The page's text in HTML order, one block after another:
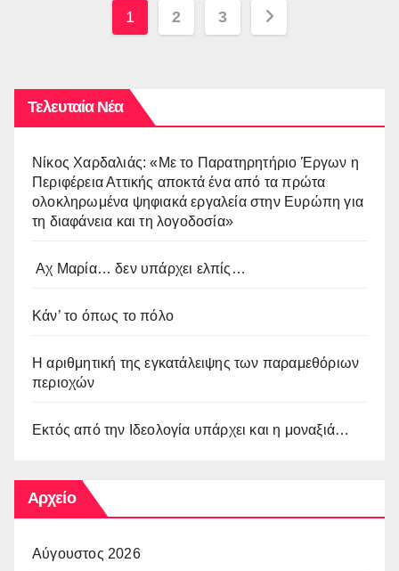
Σελιδοποίηση
1 2 3
Τελευταία Νέα
Νίκος Χαρδαλιάς: «Με το Παρατηρητήριο Έργων η
Περιφέρεια Αττικής αποκτά ένα από τα πρώτα
ολοκληρωμένα ψηφιακά εργαλεία στην Ευρώπη για
τη διαφάνεια και τη λογοδοσία»
Αχ Μαρία… δεν υπάρχει ελπίς…
Κάν’ το όπως το πόλο
Η αριθμητική της εγκατάλειψης των παραμεθόριων
περιοχών
Εκτός από την Ιδεολογία υπάρχει και η μοναξιά…
Αρχείο
Αύγουστος 2026